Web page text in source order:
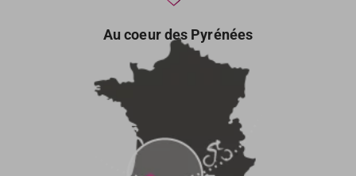
Au coeur des Pyrénées